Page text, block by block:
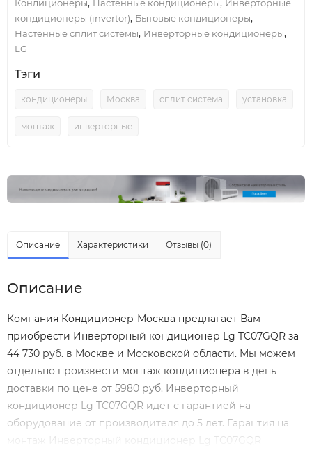
Кондиционеры, Настенные кондиционеры, Инверторные
кондиционеры (invertor), Бытовые кондиционеры,
Настенные сплит системы, Инверторные кондиционеры,
LG
Тэги
кондиционеры Москва сплит система установка
монтаж инверторные
Описание Характеристики Отзывы (0)
Описание
Компания Кондиционер-Москва предлагает Вам
приобрести Инверторный кондиционер Lg TC07GQR за
44 730 руб. в Москве и Московской области. Мы можем
отдельно произвести монтаж кондиционера в день
доставки по цене от 5980 руб. Инверторный
кондиционер Lg TC07GQR идет с гарантией на
оборудование от производителя до 5 лет. Гарантия на
монтаж Инверторный кондиционер Lg TC07GQR